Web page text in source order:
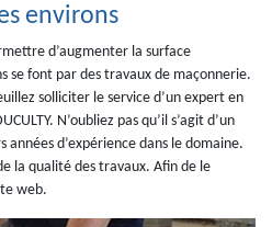
environs
d’augmenter la surface
se font par des travaux de maçonnerie.
solliciter le service d’un expert en
N’oubliez pas qu’il s’agit d’un
années d’expérience dans le domaine.
la qualité des travaux. Afin de le
web.